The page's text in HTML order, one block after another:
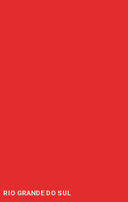
RIO GRANDE DO SUL